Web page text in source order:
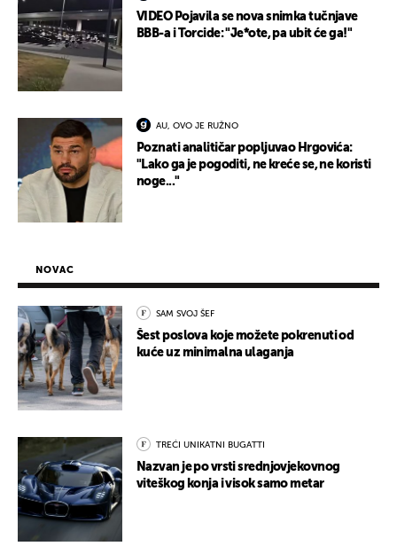
VIDEO Pojavila se nova snimka tučnjave
BBB-a i Torcide: "Je*ote, pa ubit će ga!"
AU, OVO JE RUŽNO
Poznati analitičar popljuvao Hrgovića:
"Lako ga je pogoditi, ne kreće se, ne koristi
noge..."
NOVAC
SAM SVOJ ŠEF
Šest poslova koje možete pokrenuti od
kuće uz minimalna ulaganja
TREĆI UNIKATNI BUGATTI
Nazvan je po vrsti srednjovjekovnog
viteškog konja i visok samo metar